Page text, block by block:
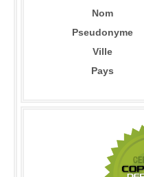
Nom
Pseudonyme
Ville
Pays